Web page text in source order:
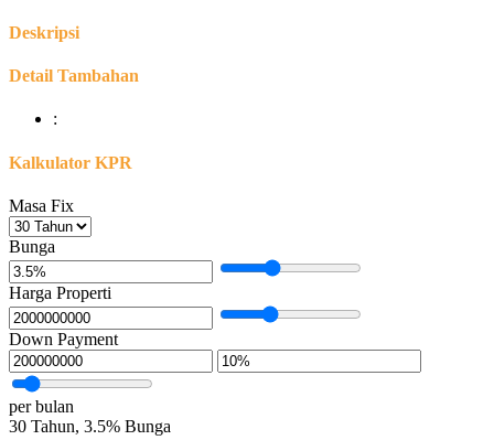
Deskripsi
Detail Tambahan
:
Kalkulator KPR
Masa Fix
Bunga
Harga Properti
Down Payment
per bulan
30 Tahun, 3.5% Bunga